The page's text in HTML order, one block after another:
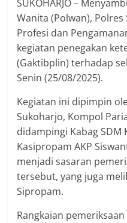
SUKOHARJO –
Wanita (Polwan),
Profesi dan
kegiatan penegakan
(Gaktibplin) terhadap
Senin (25/08/2025).
Kegiatan ini dipimpin
Sukoharjo, Kompol
didampingi Kabag SDM
Kasipropam AKP
menjadi sasaran
tersebut, yang juga
Sipropam.
Rangkaian